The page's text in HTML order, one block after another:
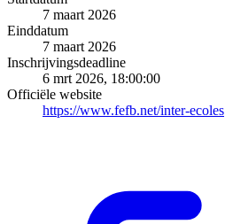
7 maart 2026
Einddatum
7 maart 2026
Inschrijvingsdeadline
6 mrt 2026, 18:00:00
Officiële website
https://www.fefb.net/inter-ecoles